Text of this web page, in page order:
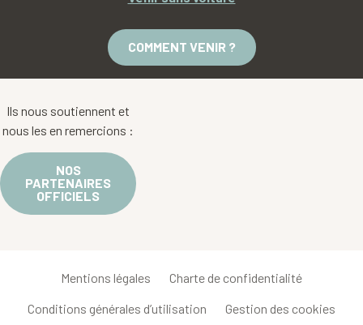
COMMENT VENIR ?
Ils nous soutiennent et
nous les en remercions :
NOS
PARTENAIRES
OFFICIELS
Mentions légales Charte de confidentialité
Conditions générales d’utilisation Gestion des cookies